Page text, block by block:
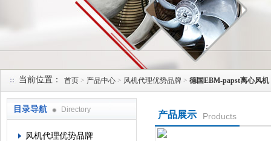
当前位置： 首页 > 产品中心 > 风机代理优势品牌 > 德国EBM-papst离心风机
目录导航 Directory
风机代理优势品牌
产品展示 Products